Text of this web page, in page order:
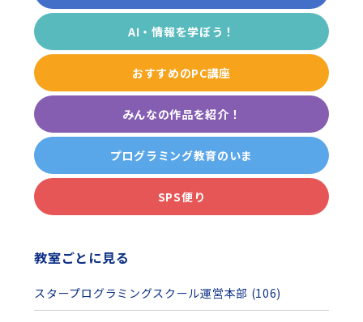
AI・情報を学ぼう！
おすすめのPC講座
みんなの作品を紹介！
プログラミング教育のいま
SPS便り
教室ごとに見る
スタープログラミングスクール運営本部 (106)